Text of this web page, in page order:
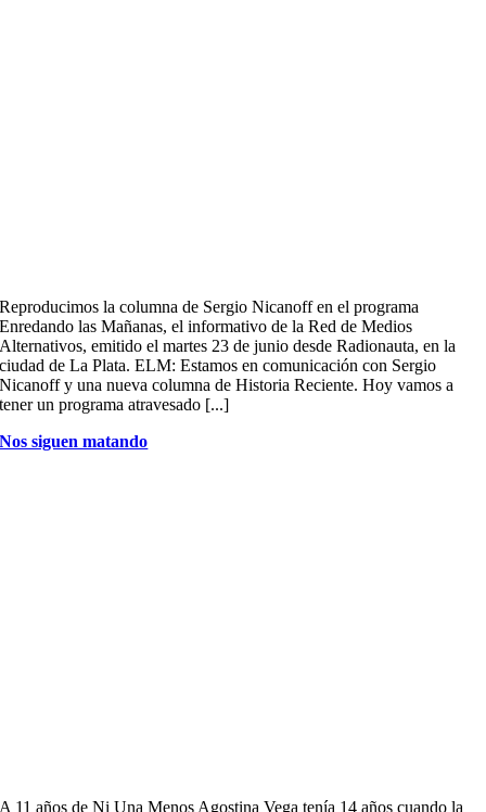
Reproducimos la columna de Sergio Nicanoff en el programa
Enredando las Mañanas, el informativo de la Red de Medios
Alternativos, emitido el martes 23 de junio desde Radionauta, en la
ciudad de La Plata. ELM: Estamos en comunicación con Sergio
Nicanoff y una nueva columna de Historia Reciente. Hoy vamos a
tener un programa atravesado [...]
Nos siguen matando
A 11 años de Ni Una Menos Agostina Vega tenía 14 años cuando la